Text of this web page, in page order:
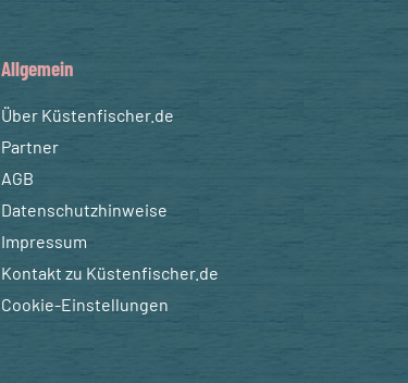
Allgemein
Über Küstenfischer.de
Partner
AGB
Datenschutzhinweise
Impressum
Kontakt zu Küstenfischer.de
Cookie-Einstellungen